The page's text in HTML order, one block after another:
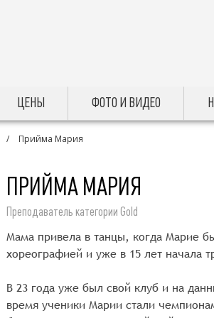
ЦЕНЫ ФОТО И ВИДЕО
Прийма Мария
ПРИЙМА МАРИЯ
Преподаватель категории Gold
Мама привела в танцы, когда Марие
хореографией и уже в 15 лет начала
В 23 года уже был свой клуб и на
время ученики Марии стали